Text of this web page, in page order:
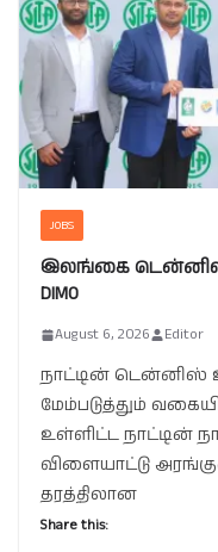
JOBS
இலங்கை டென்னிஸ்
DIMO
August 6, 2026 Editor
நாட்டின் டென்னிஸ்
மேம்படுத்தும்
உள்ளிட்ட நாட்டின்
விளையாட்டு
தரத்திலான
Share this: